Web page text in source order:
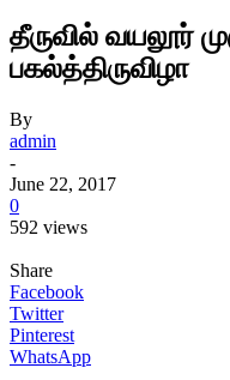
தீருவில் வயலூர்
பகல்த்திருவிழா
By
admin
-
June 22, 2017
0
592 views
Share
Facebook
Twitter
Pinterest
WhatsApp